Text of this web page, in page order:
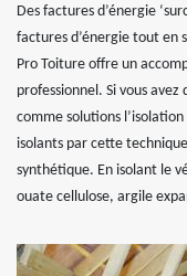
Des factures d’énergie
factures d’énergie tout en
Pro Toiture offre un
professionnel. Si vous
comme solutions
isolants par cette
synthétique. En isolant le
ouate cellulose, argile